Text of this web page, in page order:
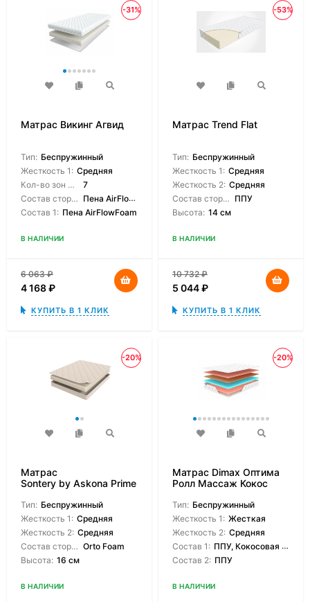
-31%
Матрас Викинг Агвид
Тип: Беспружинный
Жесткость 1: Средняя
Кол-во зон жесткости:
7
Состав сторон: Пена AirFlowFoam
Состав 1: Пена AirFlowFoam
В НАЛИЧИИ
6 063₽
4 168₽
КУПИТЬ В 1 КЛИК
-53%
Матрас Trend Flat
Тип: Беспружинный
Жесткость 1: Средняя
Жесткость 2: Средняя
Состав сторон: ППУ
Высота: 14 см
В НАЛИЧИИ
10 732₽
5 044₽
КУПИТЬ В 1 КЛИК
-20%
Матрас
Sontery by Askona Prime
Тип: Беспружинный
Жесткость 1: Средняя
Жесткость 2: Средняя
Состав сторон: Orto Foam
Высота: 16 см
В НАЛИЧИИ
-20%
Матрас Dimax Оптима
Ролл Массаж Кокос
Тип: Беспружинный
Жесткость 1: Жесткая
Жесткость 2: Средняя
Состав 1: ППУ, Кокосовая койра
Состав 2: ППУ
В НАЛИЧИИ